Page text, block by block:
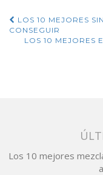
de
LOS 10 MEJORES
CONSEGUIR
LOS 10 MEJORES
Los 10 mejores